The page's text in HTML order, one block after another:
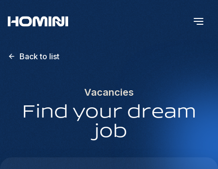
Back to list
Vacancies
Find your dream
job